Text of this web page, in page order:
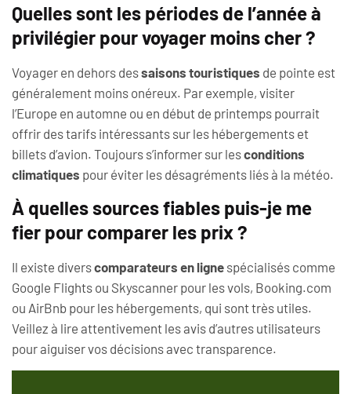
Quelles sont les périodes de l’année à
privilégier pour voyager moins cher ?
Voyager en dehors dessaisons touristiques de pointe est
généralement moins onéreux. Par exemple, visiter
l’Europe en automne ou en début de printemps pourrait
offrir des tarifs intéressants sur les hébergements et
billets d’avion. Toujours s’informer sur lesconditions
climatiques pour éviter les désagréments liés à la météo.
À quelles sources fiables puis-je me
fier pour comparer les prix ?
Il existe diverscomparateurs en ligne spécialisés comme
Google Flights ou Skyscanner pour les vols, Booking.com
ou AirBnb pour les hébergements, qui sont très utiles.
Veillez à lire attentivement les avis d’autres utilisateurs
pour aiguiser vos décisions avec transparence.